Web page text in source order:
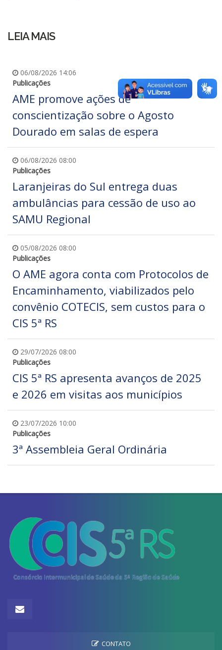
LEIA MAIS
06/08/2026 14:06
Publicações
AME promove ações de
conscientização sobre o Agosto
Dourado em salas de espera
06/08/2026 08:00
Publicações
Laranjeiras do Sul entrega duas
ambulâncias para cessão de uso ao
SAMU Regional
05/08/2026 08:00
Publicações
O AME agora conta com Protocolos de
Encaminhamento, viabilizados pelo
convênio COTECIS, sem custos para o
CIS 5ª RS
29/07/2026 08:00
Publicações
CIS 5ª RS apresenta avanços de 2025
e 2026 em visitas aos municípios
23/07/2026 10:00
Publicações
3ª Assembleia Geral Ordinária
CONTATO